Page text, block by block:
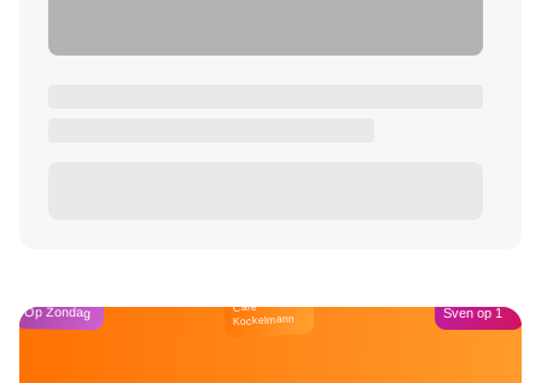
Op Zondag Café
Kockelmann Sven op 1